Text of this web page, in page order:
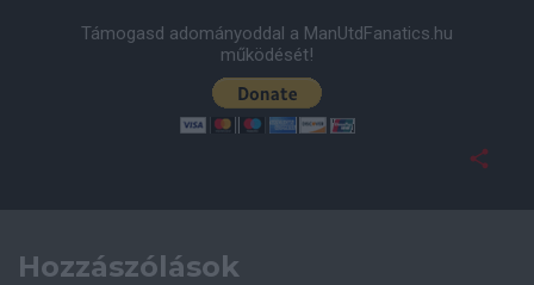
Támogasd adományoddal a ManUtdFanatics.hu
működését!
Hozzászólások